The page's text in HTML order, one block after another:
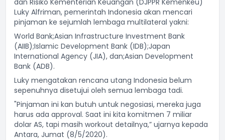
dan Risiko Kementerian Keuangan (DJPPR Kemenkeu)
Luky Alfriman, pemerintah Indonesia akan mencari
pinjaman ke sejumlah lembaga multilateral yakni:
World Bank;Asian Infrastructure Investment Bank
(AIIB);Islamic Development Bank (IDB);Japan
International Agency (JIA), dan;Asian Development
Bank (ADB).
Luky mengatakan rencana utang Indonesia belum
sepenuhnya disetujui oleh semua lembaga tadi.
"Pinjaman ini kan butuh untuk negosiasi, mereka juga
harus ada approval. Saat ini kita komitmen 7 miliar
dolar AS, tapi masih workout detailnya,” ujarnya kepada
Antara, Jumat (8/5/2020).